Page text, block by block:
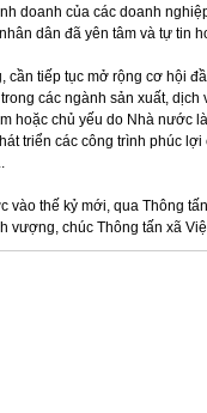
doanh của các doanh
dân đã yên tâm và tự tin
cần tiếp tục mở rộng cơ hội
các ngành sản xuất,
hoặc chủ yếu do Nhà nước
triển các công trình phúc
thế kỷ mới, qua Thông
vượng, chúc Thông tấn xã